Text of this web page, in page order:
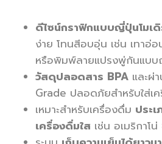
ดีไซน์กราฟิกแบบญี่ปุ่นโมเ
ง่าย โทนสีอบอุ่น เช่น เทาอ่
หรือพิมพ์ลายแปรงพู่กันแบ
วัสดุปลอดสาร BPA และผ่
Grade ปลอดภัยสำหรับใส่เ
เหมาะสำหรับเครื่องดื่ม ประ
เครื่องดื่มใส เช่น อเมริกาโ